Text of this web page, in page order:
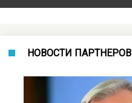
НОВОСТИ ПАРТНЕРОВ